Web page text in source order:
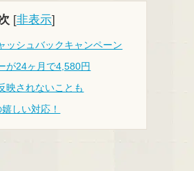
[非表示]
ッシュバックキャンペーン
が24ヶ月で4,580円
映されないことも
しい対応！